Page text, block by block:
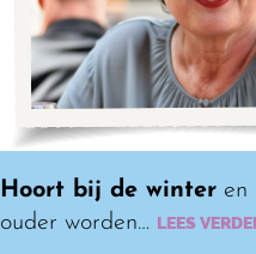
Hoort bij de winter en
ouder worden… LEES